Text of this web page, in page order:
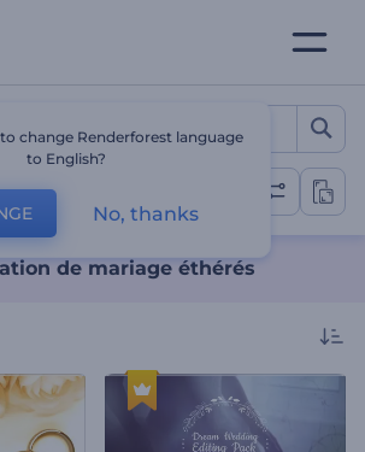
d'invitation de
de mariage éthérés
change Renderforest language
to English?
No, thanks